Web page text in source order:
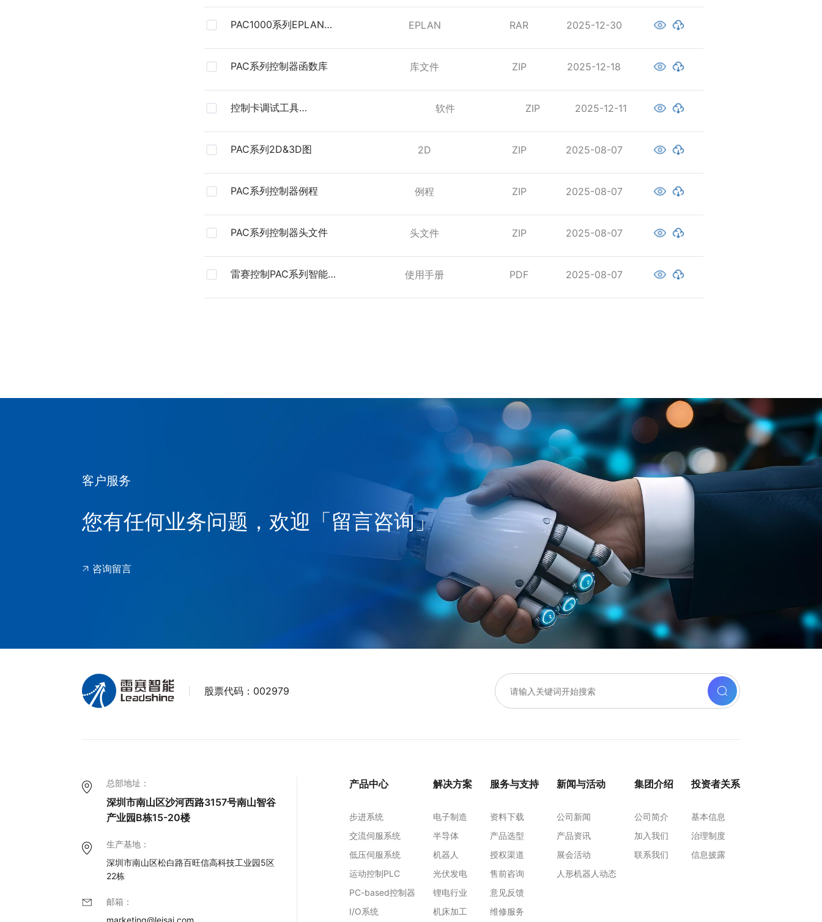
PAC1000系列EPLAN文
EPLAN RAR 2025-12-30
PAC系列控制器函数库 库文件 ZIP 2025-12-18
控制卡调试工具
软件 ZIP 2025-12-11
PAC系列2D&3D图 2D ZIP 2025-08-07
PAC系列控制器例程 例程 ZIP 2025-08-07
PAC系列控制器头文件 头文件 ZIP 2025-08-07
雷赛控制PAC系列智能
使用手册 PDF 2025-08-07
客户服务
您有任何业务问题，欢迎「留言咨询」
咨询留言
股票代码： 002979
总部地址：
深圳市南山区沙河西路3157号南山智谷
产业园B栋15-20楼
生产基地：
深圳市南山区松白路百旺信高科技工业园5区
22栋
邮箱：
产品中心
步进系统
交流伺服系统
低压伺服系统
运动控制PLC
PC-based控制器
I/O系统
解决方案
电子制造
半导体
机器人
光伏发电
锂电行业
机床加工
服务与支持
资料下载
产品选型
授权渠道
售前咨询
意见反馈
维修服务
新闻与活动
公司新闻
产品资讯
展会活动
人形机器人动态
集团介绍
公司简介
加入我们
联系我们
投资者关系
基本信息
治理制度
信息披露